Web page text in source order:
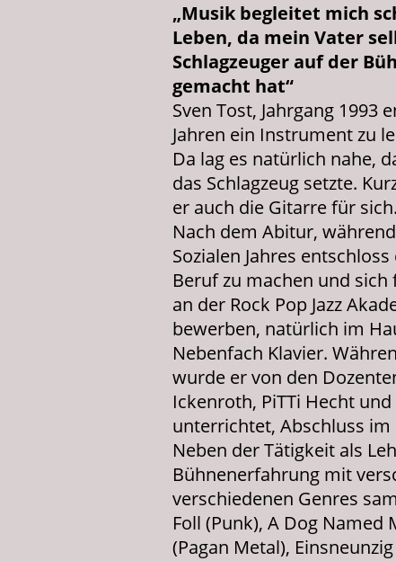
„Musik begleitet mich
Leben, da mein Vater
Schlagzeuger auf der
gemacht hat“
Sven Tost, Jahrgang 1993
Jahren ein Instrument zu
Da lag es natürlich nahe,
das Schlagzeug setzte.
er auch die Gitarre für sich.
Nach dem Abitur,
Sozialen Jahres
Beruf zu machen und
an der Rock Pop Jazz
bewerben, natürlich im
Nebenfach Klavier.
wurde er von den
Ickenroth, PiTTi Hecht
unterrichtet, Abschluss im
Neben der Tätigkeit als
Bühnenerfahrung mit
verschiedenen Genres
Foll (Punk), A Dog Named
(Pagan Metal),